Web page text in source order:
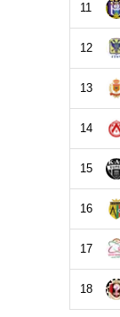
11
12
13
14
15
16
17
18